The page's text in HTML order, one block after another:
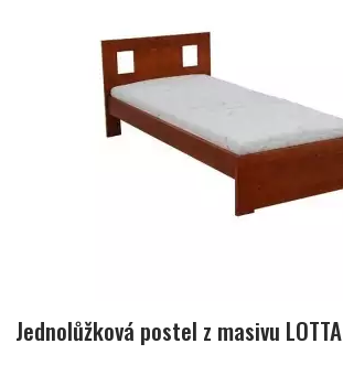
Jednolůžková postel z masivu LOTTA